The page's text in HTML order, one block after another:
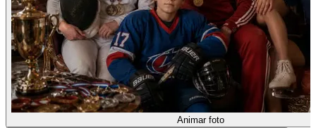
Animar foto